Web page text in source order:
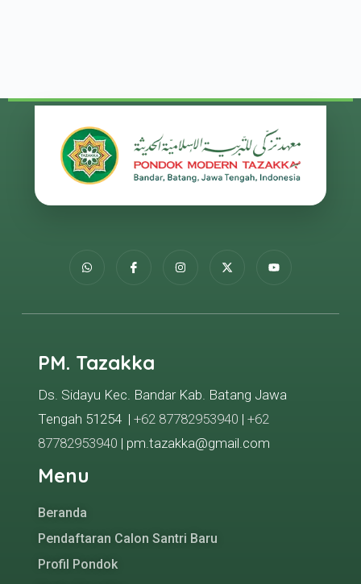
PM. Tazakka
Ds. Sidayu Kec. Bandar Kab. Batang Jawa
Tengah 51254 | +62 87782953940 | +62
87782953940 | pm.tazakka@gmail.com
Menu
Beranda
Pendaftaran Calon Santri Baru
Profil Pondok